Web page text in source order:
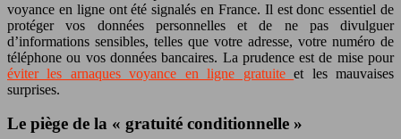
voyance en ligne ont été signalés en France. Il est donc essentiel de
protéger vos données personnelles et de ne pas divulguer
d’informations sensibles, telles que votre adresse, votre numéro de
téléphone ou vos données bancaires. La prudence est de mise pour
éviter les arnaques voyance en ligne gratuiteet les mauvaises
surprises.
Le piège de la « gratuité conditionnelle »